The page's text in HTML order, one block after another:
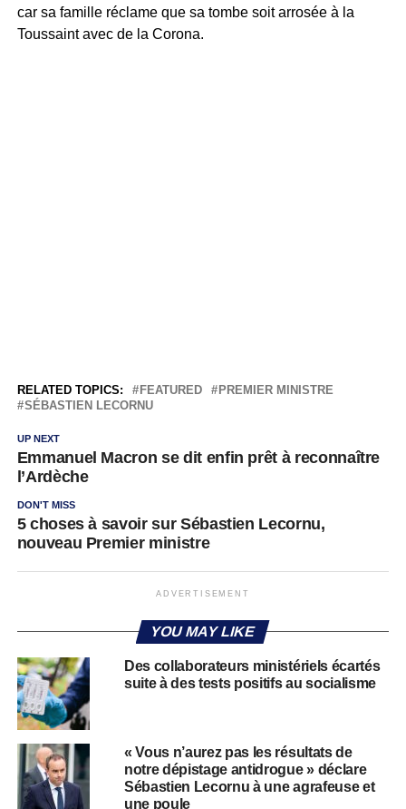
car sa famille réclame que sa tombe soit arrosée à la
Toussaint avec de la Corona.
RELATED TOPICS: FEATURED
PREMIER MINISTRE
SÉBASTIEN LECORNU
UP NEXT
Emmanuel Macron se dit enfin prêt à reconnaître
l’Ardèche
DON'T MISS
5 choses à savoir sur Sébastien Lecornu,
nouveau Premier ministre
ADVERTISEMENT
YOU MAY LIKE
Des collaborateurs ministériels écartés
suite à des tests positifs au socialisme
« Vous n’aurez pas les résultats de
notre dépistage antidrogue » déclare
Sébastien Lecornu à une agrafeuse et
une poule